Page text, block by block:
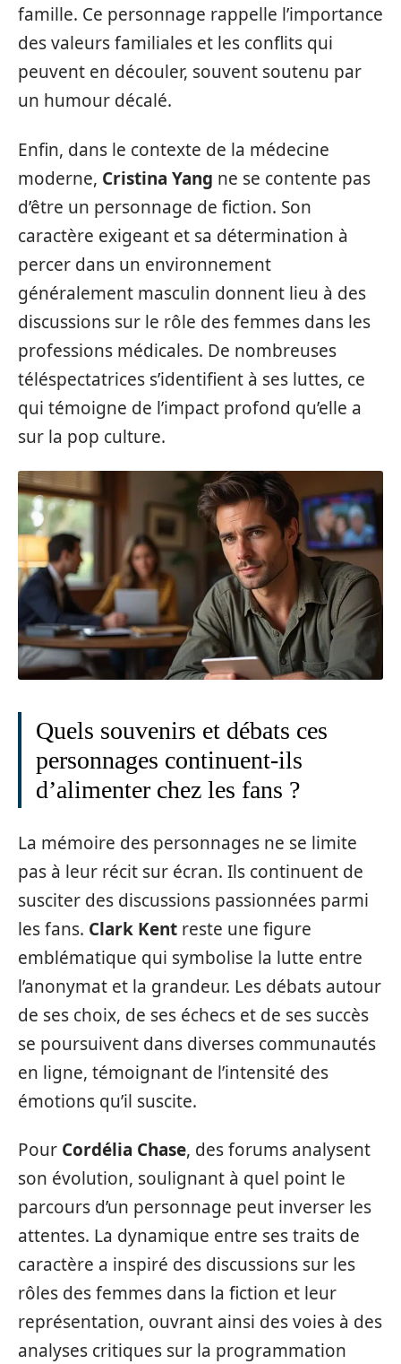
famille. Ce personnage rappelle l’importance
des valeurs familiales et les conflits qui
peuvent en découler, souvent soutenu par
un humour décalé.
Enfin, dans le contexte de la médecine
moderne, Cristina Yang ne se contente pas
d’être un personnage de fiction. Son
caractère exigeant et sa détermination à
percer dans un environnement
généralement masculin donnent lieu à des
discussions sur le rôle des femmes dans les
professions médicales. De nombreuses
téléspectatrices s’identifient à ses luttes, ce
qui témoigne de l’impact profond qu’elle a
sur la pop culture.
Quels souvenirs et débats ces
personnages continuent-ils
d’alimenter chez les fans ?
La mémoire des personnages ne se limite
pas à leur récit sur écran. Ils continuent de
susciter des discussions passionnées parmi
les fans. Clark Kent reste une figure
emblématique qui symbolise la lutte entre
l’anonymat et la grandeur. Les débats autour
de ses choix, de ses échecs et de ses succès
se poursuivent dans diverses communautés
en ligne, témoignant de l’intensité des
émotions qu’il suscite.
Pour Cordélia Chase, des forums analysent
son évolution, soulignant à quel point le
parcours d’un personnage peut inverser les
attentes. La dynamique entre ses traits de
caractère a inspiré des discussions sur les
rôles des femmes dans la fiction et leur
représentation, ouvrant ainsi des voies à des
analyses critiques sur la programmation